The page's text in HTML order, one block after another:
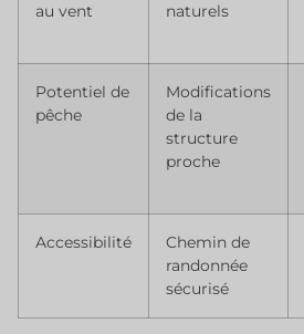
au vent
naturels
Potentiel de
pêche
Modifications
de la
structure
proche
Accessibilité
Chemin de
randonnée
sécurisé